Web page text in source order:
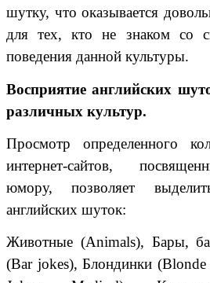
шутку, что оказывается
для тех, кто не знаком со
поведения данной культуры.
Восприятие английских
различных культур.
Просмотр определенного
интернет-сайтов,
юмору, позволяет
английских шуток:
Животные (Animals), Бары,
(Bar jokes), Блондинки